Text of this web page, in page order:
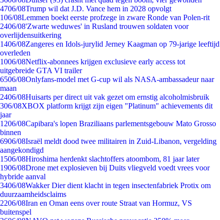
4706/08Trump wil dat J.D. Vance hem in 2028 opvolgt
106/08Lemmen boekt eerste profzege in zware Ronde van Polen-rit
2406/08'Zwarte weduwes' in Rusland trouwen soldaten voor
overlijdensuitkering
1406/08Zangeres en Idols-jurylid Jerney Kaagman op 79-jarige leeftijd
overleden
1006/08Netflix-abonnees krijgen exclusieve early access tot
uitgebreide GTA VI trailer
6506/08Onlyfans-model met G-cup wil als NASA-ambassadeur naar
maan
2406/08Huisarts per direct uit vak gezet om ernstig alcoholmisbruik
306/08XBOX platform krijgt zijn eigen "Platinum" achievements dit
jaar
1206/08Capibara's lopen Braziliaans parlementsgebouw Mato Grosso
binnen
6906/08Israël meldt dood twee militairen in Zuid-Libanon, vergelding
aangekondigd
1506/08Hiroshima herdenkt slachtoffers atoombom, 81 jaar later
1906/08Drone met explosieven bij Duits vliegveld voedt vrees voor
hybride aanval
3406/08Wakker Dier dient klacht in tegen insectenfabriek Protix om
duurzaamheidsclaims
2206/08Iran en Oman eens over route Straat van Hormuz, VS
buitenspel